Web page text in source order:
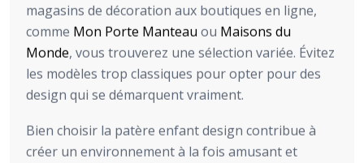
magasins de décoration aux boutiques en ligne,
comme Mon Porte Manteau ou Maisons du
Monde, vous trouverez une sélection variée. Évitez
les modèles trop classiques pour opter pour des
design qui se démarquent vraiment.
Bien choisir la patère enfant design contribue à
créer un environnement à la fois amusant et